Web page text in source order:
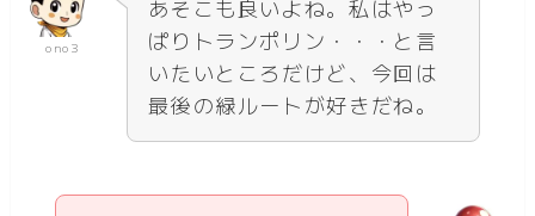
ono3
あそこも良いよね。私はやっ
ぱりトランポリン・・・と言
いたいところだけど、今回は
最後の緑ルートが好きだね。